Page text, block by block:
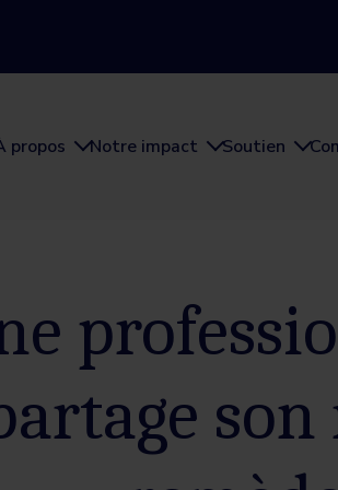
propos
Notre impact Soutien